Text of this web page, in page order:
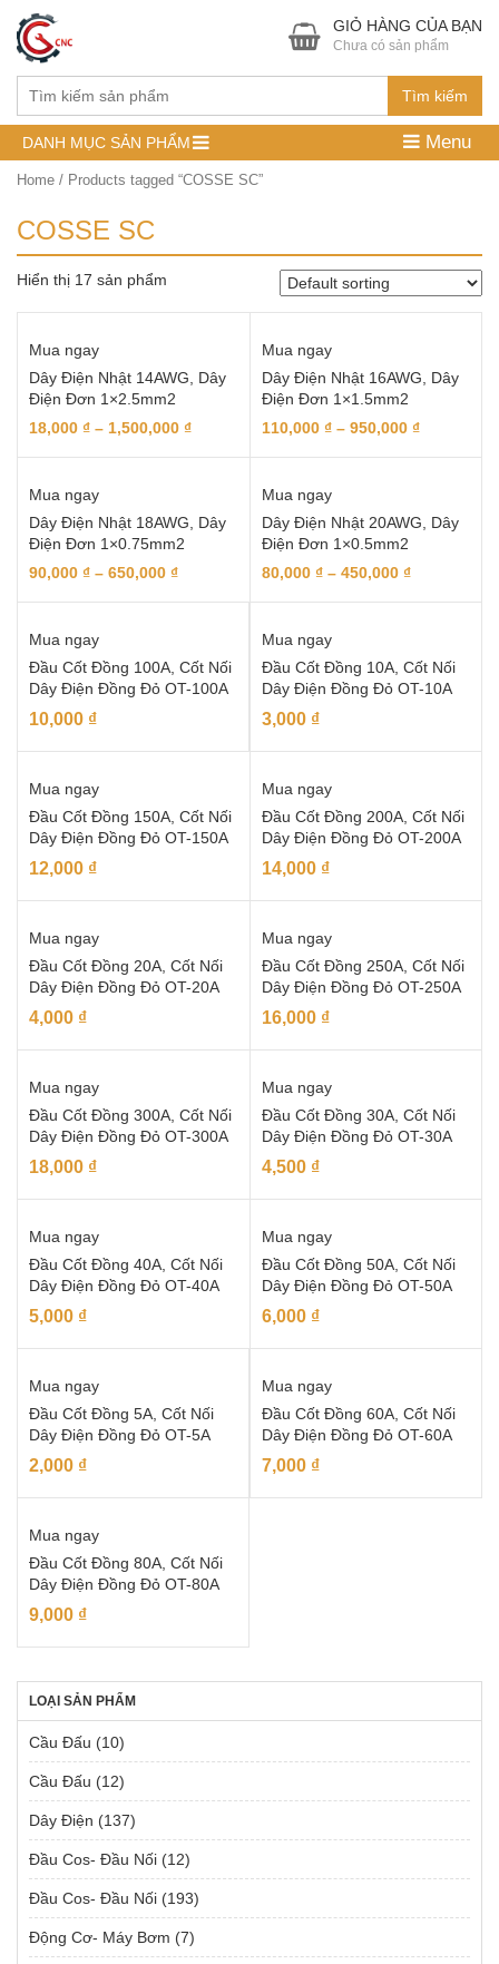
Tìm kiếm
GIỎ HÀNG CỦA BẠN
Chưa có sản phẩm
DANH MỤC SẢN PHẨM Menu
Home / Products tagged “COSSE SC”
COSSE SC
Hiển thị 17 sản phẩm
Mua ngay
Dây Điện Nhật 14AWG, Dây
Điện Đơn 1×2.5mm2
18,000 ₫ – 1,500,000 ₫
Mua ngay
Dây Điện Nhật 16AWG, Dây
Điện Đơn 1×1.5mm2
110,000 ₫ – 950,000 ₫
Mua ngay
Dây Điện Nhật 18AWG, Dây
Điện Đơn 1×0.75mm2
90,000 ₫ – 650,000 ₫
Mua ngay
Dây Điện Nhật 20AWG, Dây
Điện Đơn 1×0.5mm2
80,000 ₫ – 450,000 ₫
Mua ngay
Đầu Cốt Đồng 100A, Cốt Nối
Dây Điện Đồng Đỏ OT-100A
10,000 ₫
Mua ngay
Đầu Cốt Đồng 10A, Cốt Nối
Dây Điện Đồng Đỏ OT-10A
3,000 ₫
Mua ngay
Đầu Cốt Đồng 150A, Cốt Nối
Dây Điện Đồng Đỏ OT-150A
12,000 ₫
Mua ngay
Đầu Cốt Đồng 200A, Cốt Nối
Dây Điện Đồng Đỏ OT-200A
14,000 ₫
Mua ngay
Đầu Cốt Đồng 20A, Cốt Nối
Dây Điện Đồng Đỏ OT-20A
4,000 ₫
Mua ngay
Đầu Cốt Đồng 250A, Cốt Nối
Dây Điện Đồng Đỏ OT-250A
16,000 ₫
Mua ngay
Đầu Cốt Đồng 300A, Cốt Nối
Dây Điện Đồng Đỏ OT-300A
18,000 ₫
Mua ngay
Đầu Cốt Đồng 30A, Cốt Nối
Dây Điện Đồng Đỏ OT-30A
4,500 ₫
Mua ngay
Đầu Cốt Đồng 40A, Cốt Nối
Dây Điện Đồng Đỏ OT-40A
5,000 ₫
Mua ngay
Đầu Cốt Đồng 50A, Cốt Nối
Dây Điện Đồng Đỏ OT-50A
6,000 ₫
Mua ngay
Đầu Cốt Đồng 5A, Cốt Nối
Dây Điện Đồng Đỏ OT-5A
2,000 ₫
Mua ngay
Đầu Cốt Đồng 60A, Cốt Nối
Dây Điện Đồng Đỏ OT-60A
7,000 ₫
Mua ngay
Đầu Cốt Đồng 80A, Cốt Nối
Dây Điện Đồng Đỏ OT-80A
9,000 ₫
LOẠI SẢN PHẨM
Cầu Đấu (10)
Cầu Đấu (12)
Dây Điện (137)
Đầu Cos- Đầu Nối (12)
Đầu Cos- Đầu Nối (193)
Động Cơ- Máy Bơm (7)